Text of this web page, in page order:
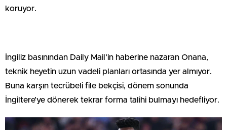
koruyor.
İngiliz basınından Daily Mail’in haberine nazaran Onana,
teknik heyetin uzun vadeli planları ortasında yer almıyor.
Buna karşın tecrübeli file bekçisi, dönem sonunda
İngiltere’ye dönerek tekrar forma talihi bulmayı hedefliyor.